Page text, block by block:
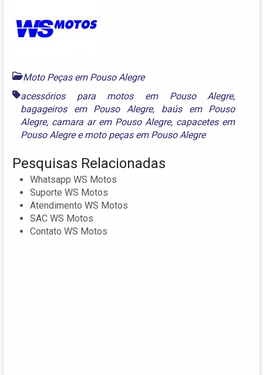
Moto Peças em Pouso Alegre
acessórios para motos em Pouso Alegre,
bagageiros em Pouso Alegre, baús em Pouso
Alegre, camara ar em Pouso Alegre, capacetes em
Pouso Alegreemoto peças em Pouso Alegre
Pesquisas Relacionadas
Whatsapp WS Motos
Suporte WS Motos
Atendimento WS Motos
SAC WS Motos
Contato WS Motos